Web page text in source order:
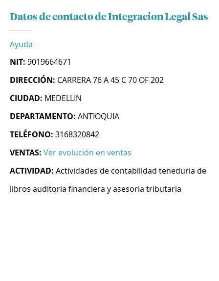
Datos de contacto de Integracion Legal Sas
Ayuda
NIT: 9019664671
DIRECCIÓN: CARRERA 76 A 45 C 70 OF 202
CIUDAD: MEDELLIN
DEPARTAMENTO: ANTIOQUIA
TELÉFONO: 3168320842
VENTAS: Ver evolución en ventas
ACTIVIDAD: Actividades de contabilidad teneduria de
libros auditoria financiera y asesoria tributaria